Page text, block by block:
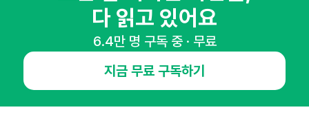
공지사항 제휴문의
인사이터 신청
뉴스레터
광고안내
다 읽고 있어요
6.4만 명 구독 중 · 무료
지금 무료 구독하기